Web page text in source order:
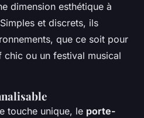
dimension esthétique à
et discrets, ils
que ce soit pour
chic ou un festival musical
touche unique, le porte-